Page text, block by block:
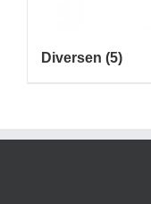
Diversen (5)